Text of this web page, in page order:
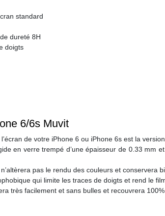
standard
dureté 8H
doigts
6/6s Muvit
de votre iPhone 6 ou iPhone 6s est la
en verre trempé d’une épaisseur de 0.33 mm
pas le rendu des couleurs et conservera
qui limite les traces de doigts et rend le
très facilement et sans bulles et recouvrera